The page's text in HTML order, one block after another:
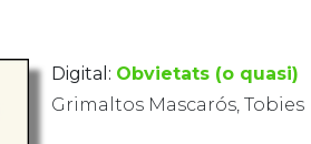
Digital: Obvietats (o quasi)
Grimaltos Mascarós, Tobies